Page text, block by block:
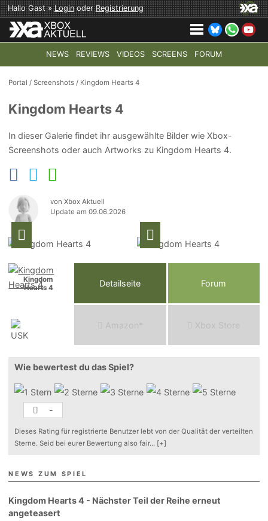
Hallo Gast »LoginoderRegistrierung
NEWS REVIEWS VIDEOS SCREENS FORUM
TOP-THEMEN: COD: MODERN WARFARE 4 HALO:
Portal /Screenshots / Kingdom Hearts 4
Kingdom Hearts 4
In dieser Galerie findet ihr ausgewählte Bilder wie Xbox-
Screenshots oder auch Artworks zu Kingdom Hearts 4.
von Xbox Aktuell
Update am 09.06.2026
Kingdom
Hearts 4
Detailseite Forum
Ama o n* Xbox Store
Wie bewertest du das Spiel?
-
Dieses Rating für registrierte Benutzer lebt von der Qualität der verteilten
Sterne. Seid bei eurer Bewertung also fair... [+]
NEWS ZUM SPIEL
Kingdom Hearts 4 - Nächster Teil der Reihe erneut
angeteasert